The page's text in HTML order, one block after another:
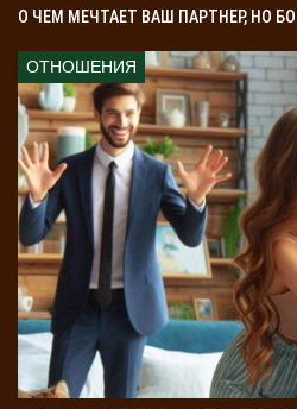
О ЧЕМ МЕЧТАЕТ ВАШ ПАРТНЕР, НО
ОТНОШЕНИЯ